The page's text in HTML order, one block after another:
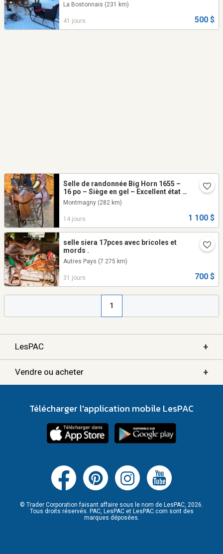
La Bostonnais (231 km)
41 jours 500 $
Selle de randonnée Big Horn 1655 –
16 po – Siège en gel – Excellent état 1
100 $
Montmagny (282 km)
14 jours 1 100 $
selle siera 17pces avec bricoles et
mords .
Autres Pays (7 275 km)
31 jours 700 $
1
LesPAC +
Vendre ou acheter +
Télécharger l'application mobile LesPAC
© Trader Corporation faisant affaire sous le nom de LesPAC, 2026.
Tous droits réservés. PAC, LesPAC et LesPAC.com sont des
marques déposées.